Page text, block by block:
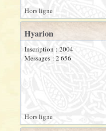
Hors ligne
Hyarion
Inscription : 2004
Messages : 2 656
Hors ligne